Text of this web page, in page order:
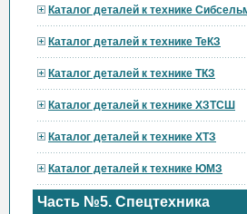
Каталог деталей к технике
Каталог деталей к технике ТеКЗ
Каталог деталей к технике ТКЗ
Каталог деталей к технике ХЗТСШ
Каталог деталей к технике ХТЗ
Каталог деталей к технике ЮМЗ
Часть №5. Спецтехника